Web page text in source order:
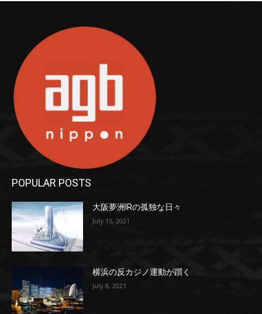
POPULAR POSTS
大阪夢洲IRの孤独な日々
July 15, 2021
横浜の反カジノ運動が躓く
July 8, 2021